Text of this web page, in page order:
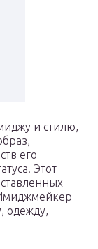
и стилю,
его
Этот
одежду,